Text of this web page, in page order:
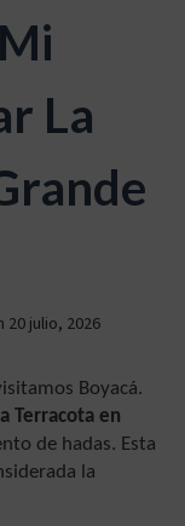
La
20 julio, 2026
Boyacá.
Terracota en
de hadas. Esta
la